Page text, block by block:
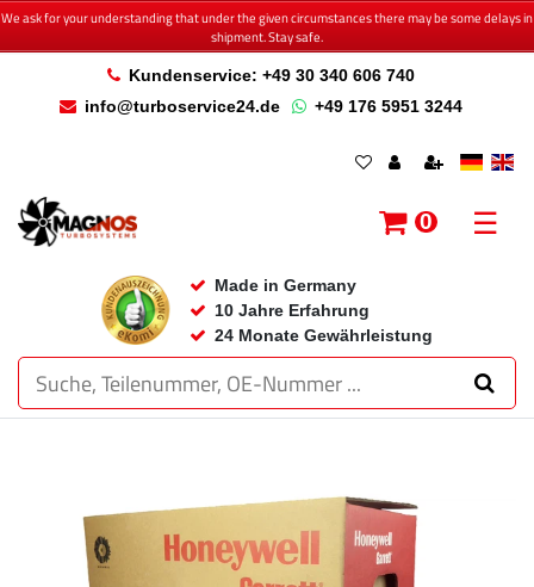
We ask for your understanding that under the given circumstances there may be some delays in
shipment. Stay safe.
Kundenservice: +49 30 340 606 740
info@turboservice24.de
+49 176 5951 3244
Made in Germany
10 Jahre Erfahrung
24 Monate Gewährleistung
0 ☰